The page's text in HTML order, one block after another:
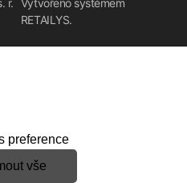
RETAILYS.
preference
vše